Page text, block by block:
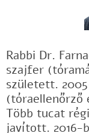
Rabbi Dr.
szajfer
született.
Több tucat
javított. 2016-